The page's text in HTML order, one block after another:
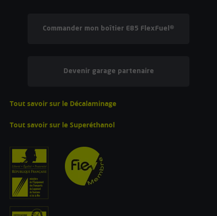
Commander mon boîtier E85 FlexFuel®
Devenir garage partenaire
Tout savoir sur le Décalaminage
Tout savoir sur le Superéthanol